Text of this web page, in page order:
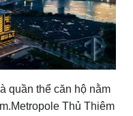
là quần thể căn hộ nằm
Thủ Thiêm